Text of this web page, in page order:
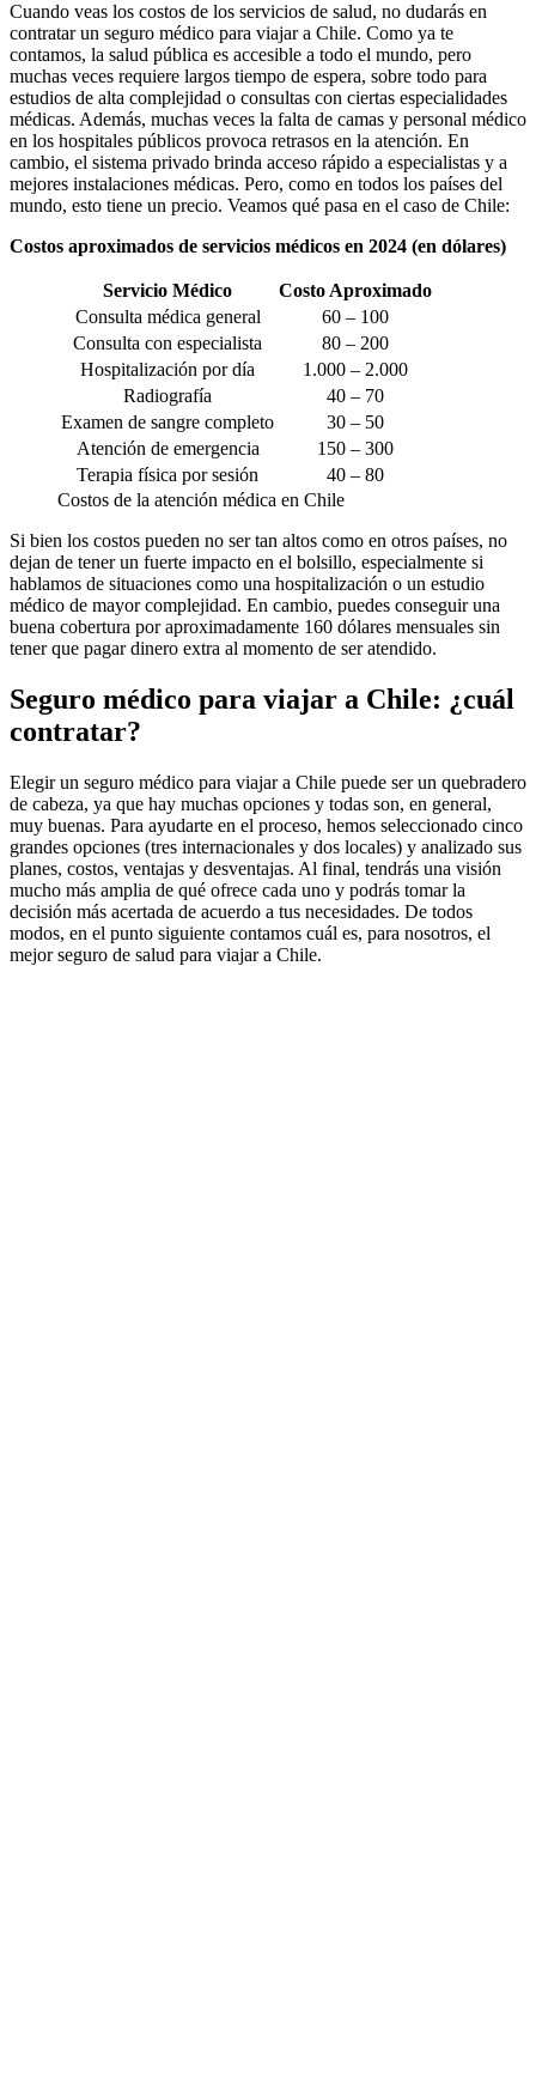
Cuando veas los costos de los servicios de salud, no dudarás en
contratar un seguro médico para viajar a Chile. Como ya te
contamos, la salud pública es accesible a todo el mundo, pero
muchas veces requiere largos tiempo de espera, sobre todo para
estudios de alta complejidad o consultas con ciertas especialidades
médicas. Además, muchas veces la falta de camas y personal médico
en los hospitales públicos provoca retrasos en la atención. En
cambio, el sistema privado brinda acceso rápido a especialistas y a
mejores instalaciones médicas. Pero, como en todos los países del
mundo, esto tiene un precio. Veamos qué pasa en el caso de Chile:
Costos aproximados de servicios médicos en 2024 (en dólares)
Servicio Médico
Costo Aproximado
Consulta médica general
60 – 100
Consulta con especialista
80 – 200
Hospitalización por día
1.000 – 2.000
Radiografía
40 – 70
Examen de sangre completo
30 – 50
Atención de emergencia
150 – 300
Terapia física por sesión
40 – 80
Costos de la atención médica en Chile
Si bien los costos pueden no ser tan altos como en otros países, no
dejan de tener un fuerte impacto en el bolsillo, especialmente si
hablamos de situaciones como una hospitalización o un estudio
médico de mayor complejidad. En cambio, puedes conseguir una
buena cobertura por aproximadamente 160 dólares mensuales sin
tener que pagar dinero extra al momento de ser atendido.
Seguro médico para viajar a Chile: ¿cuál
contratar?
Elegir un seguro médico para viajar a Chile puede ser un quebradero
de cabeza, ya que hay muchas opciones y todas son, en general,
muy buenas. Para ayudarte en el proceso, hemos seleccionado cinco
grandes opciones (tres internacionales y dos locales) y analizado sus
planes, costos, ventajas y desventajas. Al final, tendrás una visión
mucho más amplia de qué ofrece cada uno y podrás tomar la
decisión más acertada de acuerdo a tus necesidades. De todos
modos, en el punto siguiente contamos cuál es, para nosotros, el
mejor seguro de salud para viajar a Chile.